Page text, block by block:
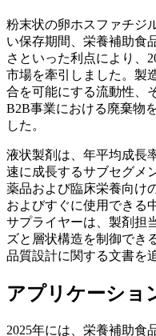
粉末状の卵ホスファチジ
い保存期間、栄養補助食
さといった利点により、
市場を牽引しました。製
合を可能にする流動性、
B2B事業における廃棄物
した。
液状製剤は、年平均成長
速に成長するサブセグメ
薬品および臨床栄養向け
およびすぐに使用できる
サプライヤーは、製剤担
ズと層状構造を制御でき
品質設計に関する文書を
アプリケーショ
2025年には、栄養補助食